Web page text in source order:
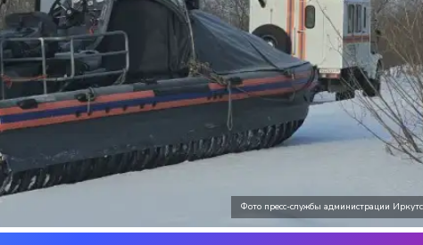
Фото пресс-службы администрации